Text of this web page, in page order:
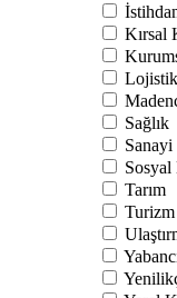
Kırsal
Lojistik
Sağlık
Sanayi
Sosyal
Tarım
Turizm